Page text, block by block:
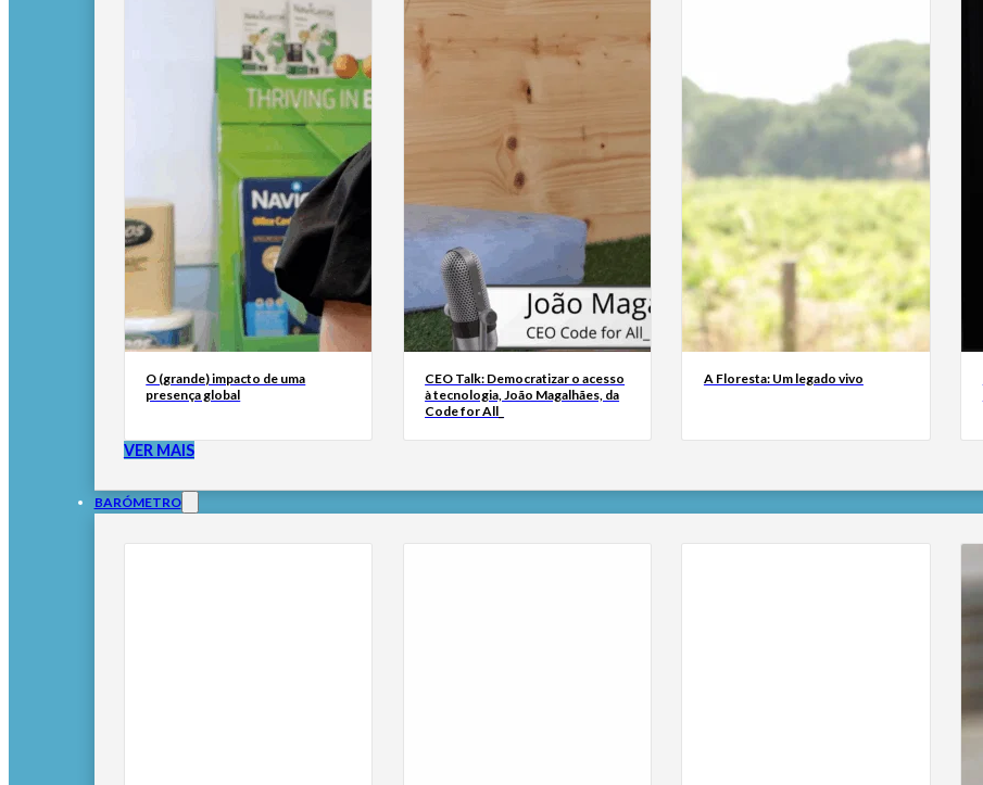
O (grande) impacto de uma
presença global
CEO Talk: Democratizar o acesso
à tecnologia, João Magalhães, da
Code for All_
A Floresta: Um legado vivo
VER MAIS
BARÓMETRO